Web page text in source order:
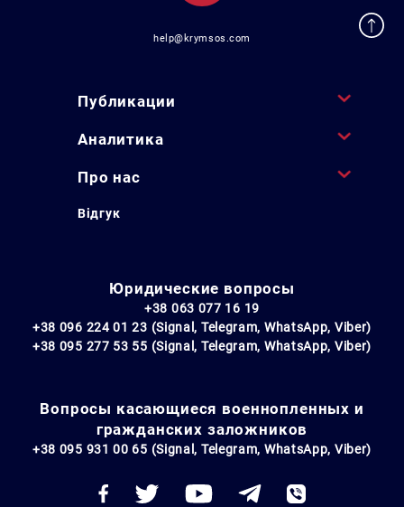
help@krymsos.com
Публикации
Аналитика
Про нас
Відгук
Юридические вопросы
+38 063 077 16 19
+38 096 224 01 23 (Signal, Telegram, WhatsApp, Viber)
+38 095 277 53 55 (Signal, Telegram, WhatsApp, Viber)
Вопросы касающиеся военнопленных и
гражданских заложников
+38 095 931 00 65 (Signal, Telegram, WhatsApp, Viber)